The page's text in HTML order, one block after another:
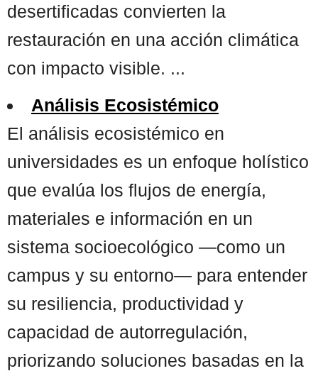
desertificadas convierten la
restauración en una acción climática
con impacto visible. ...
Análisis Ecosistémico
El análisis ecosistémico en
universidades es un enfoque holístico
que evalúa los flujos de energía,
materiales e información en un
sistema socioecológico —como un
campus y su entorno— para entender
su resiliencia, productividad y
capacidad de autorregulación,
priorizando soluciones basadas en la